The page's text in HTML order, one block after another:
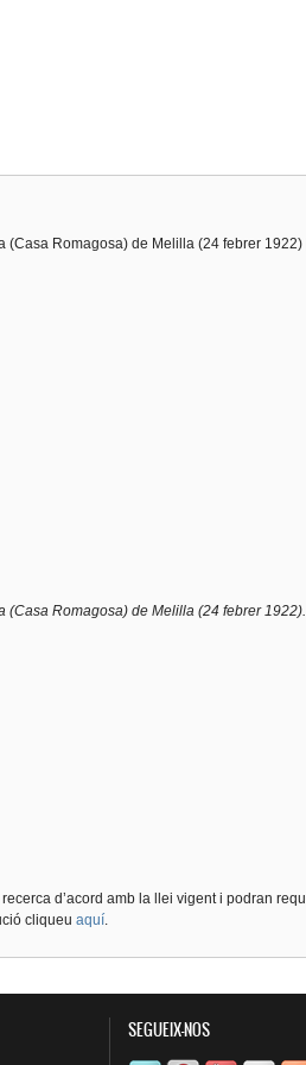
(Casa Romagosa) de Melilla (24 febrer
(Casa Romagosa) de Melilla (24 febrer 1922).
d’acord amb la llei vigent i podran
cliqueu aquí.
SEGUEIX-NOS